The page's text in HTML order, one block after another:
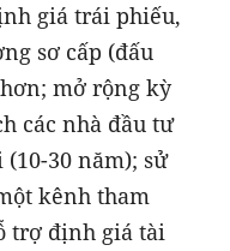
giá trái phiếu,
sơ cấp (đấu
mở rộng kỳ
các nhà đầu tư
30 năm); sử
kênh tham
trợ định giá tài